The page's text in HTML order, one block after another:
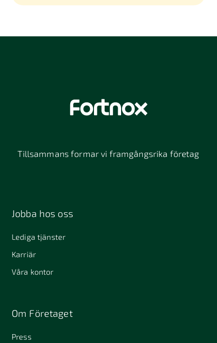
Tillsammans formar vi framgångsrika företag
Jobba hos oss
Lediga tjänster
Karriär
Våra kontor
Om Företaget
Press